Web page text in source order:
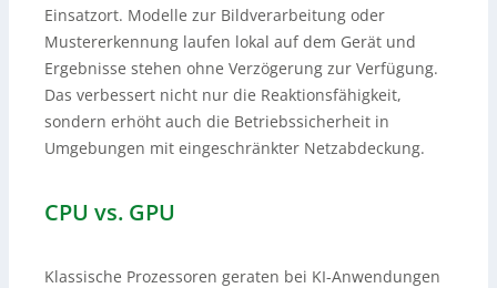
Einsatzort. Modelle zur Bildverarbeitung oder
Mustererkennung laufen lokal auf dem Gerät und
Ergebnisse stehen ohne Verzögerung zur Verfügung.
Das verbessert nicht nur die Reaktionsfähigkeit,
sondern erhöht auch die Betriebssicherheit in
Umgebungen mit eingeschränkter Netzabdeckung.
CPU vs. GPU
Klassische Prozessoren geraten bei KI-Anwendungen